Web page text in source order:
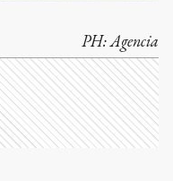
PH: Agencia